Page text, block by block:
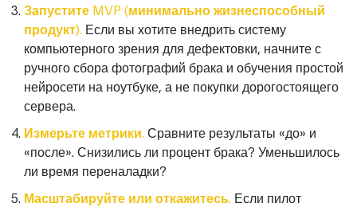
Запустите MVP (минимально жизнеспособный
продукт). Если вы хотите внедрить систему
компьютерного зрения для дефектовки, начните с
ручного сбора фотографий брака и обучения простой
нейросети на ноутбуке, а не покупки дорогостоящего
сервера.
Измерьте метрики. Сравните результаты «до» и
«после». Снизились ли процент брака? Уменьшилось
ли время переналадки?
Масштабируйте или откажитесь. Если пилот